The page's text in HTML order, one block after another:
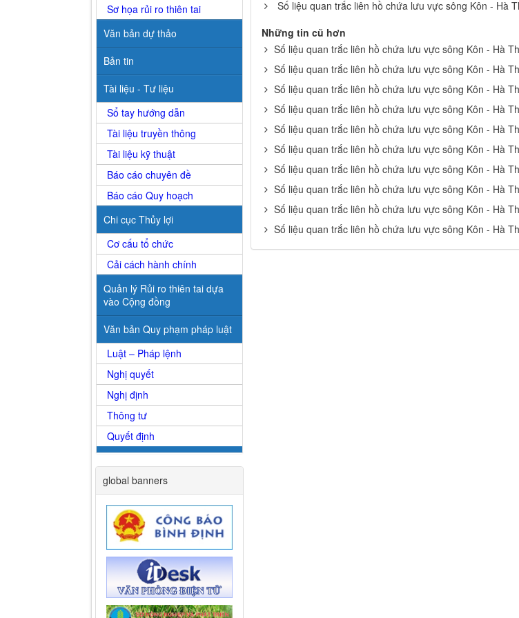
Số liệu quan trắc liên hồ chứa lưu vực sông Kôn - Hà
Những tin cũ hơn
Số liệu quan trắc liên hồ chứa lưu vực sông Kôn - Hà
Số liệu quan trắc liên hồ chứa lưu vực sông Kôn - Hà
Số liệu quan trắc liên hồ chứa lưu vực sông Kôn - Hà
Số liệu quan trắc liên hồ chứa lưu vực sông Kôn - Hà
Số liệu quan trắc liên hồ chứa lưu vực sông Kôn - Hà
Số liệu quan trắc liên hồ chứa lưu vực sông Kôn - Hà
Số liệu quan trắc liên hồ chứa lưu vực sông Kôn - Hà
Số liệu quan trắc liên hồ chứa lưu vực sông Kôn - Hà
Số liệu quan trắc liên hồ chứa lưu vực sông Kôn - Hà
Số liệu quan trắc liên hồ chứa lưu vực sông Kôn - Hà
Sơ họa rủi ro thiên tai
Văn bản dự thảo
Bản tin
Tài liệu - Tư liệu
Sổ tay hướng dẫn
Tài liệu truyền thông
Tài liệu kỹ thuật
Báo cáo chuyên đề
Báo cáo Quy hoạch
Chi cục Thủy lợi
Cơ cấu tổ chức
Cải cách hành chính
Quản lý Rủi ro thiên tai dựa
vào Cộng đồng
Văn bản Quy phạm pháp luật
Luật – Pháp lệnh
Nghị quyết
Nghị định
Thông tư
Quyết định
global banners